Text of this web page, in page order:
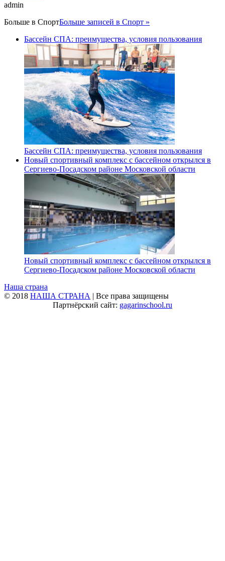
admin
Больше в СпортБольше записей в Спорт »
Бассейн СПА: преимущества, условия пользования
Бассейн СПА: преимущества, условия пользования
Новый спортивный комплекс с бассейном открылся в
Сергиево‑Посадском районе Московской области
Новый спортивный комплекс с бассейном открылся в
Сергиево‑Посадском районе Московской области
Наша страна
© 2018 НАША СТРАНА | Все права защищены
Партнёрский сайт: gagarinschool.ru